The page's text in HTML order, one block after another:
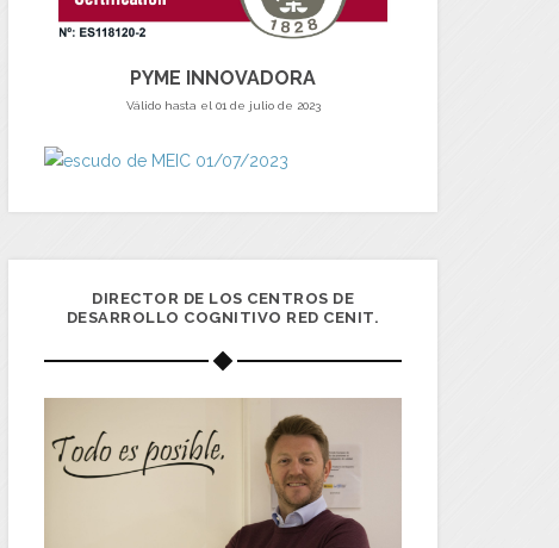
PYME INNOVADORA
Válido hasta el 01 de julio de 2023
DIRECTOR DE LOS CENTROS DE
DESARROLLO COGNITIVO RED CENIT.